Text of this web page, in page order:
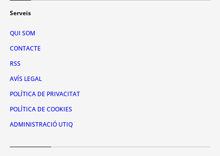
Serveis
QUI SOM
CONTACTE
RSS
AVÍS LEGAL
POLÍTICA DE PRIVACITAT
POLÍTICA DE COOKIES
ADMINISTRACIÓ UTIQ